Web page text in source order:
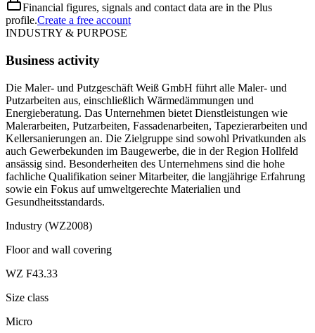
Financial figures, signals and contact data are in the Plus
profile.Create a free account
INDUSTRY & PURPOSE
Business activity
Die Maler- und Putzgeschäft Weiß GmbH führt alle Maler- und
Putzarbeiten aus, einschließlich Wärmedämmungen und
Energieberatung. Das Unternehmen bietet Dienstleistungen wie
Malerarbeiten, Putzarbeiten, Fassadenarbeiten, Tapezierarbeiten und
Keller­sanierungen an. Die Zielgruppe sind sowohl Privatkunden als
auch Gewerbekunden im Baugewerbe, die in der Region Hollfeld
ansässig sind. Besonderheiten des Unternehmens sind die hohe
fachliche Qualifikation seiner Mitarbeiter, die langjährige Erfahrung
sowie ein Fokus auf umweltgerechte Materialien und
Gesundheitsstandards.
Industry (WZ2008)
Floor and wall covering
WZ F43.33
Size class
Micro